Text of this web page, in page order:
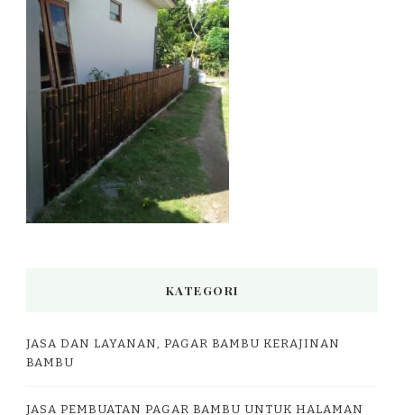
KATEGORI
JASA DAN LAYANAN, PAGAR BAMBU KERAJINAN
BAMBU
JASA PEMBUATAN PAGAR BAMBU UNTUK HALAMAN